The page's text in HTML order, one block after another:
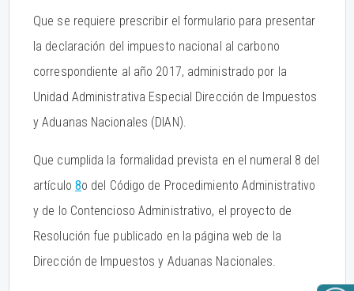
Que se requiere prescribir el formulario para presentar
la declaración del impuesto nacional al carbono
correspondiente al año 2017, administrado por la
Unidad Administrativa Especial Dirección de Impuestos
y Aduanas Nacionales (DIAN).
Que cumplida la formalidad prevista en el numeral 8 del
artículo 8o del Código de Procedimiento Administrativo
y de lo Contencioso Administrativo, el proyecto de
Resolución fue publicado en la página web de la
Dirección de Impuestos y Aduanas Nacionales.